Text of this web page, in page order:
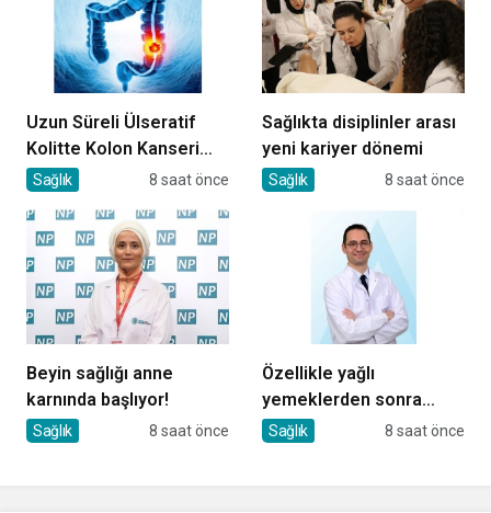
Uzun Süreli Ülseratif
Kolitte Kolon Kanseri
Riski Artıyor mu?
Sağlık 8 saat önce
Sağlıkta disiplinler arası
yeni kariyer dönemi
Sağlık 8 saat önce
Beyin sağlığı anne
karnında başlıyor!
Sağlık 8 saat önce
Özellikle yağlı
yemeklerden sonra
başlıyorsa, gecikmeyin
Sağlık 8 saat önce